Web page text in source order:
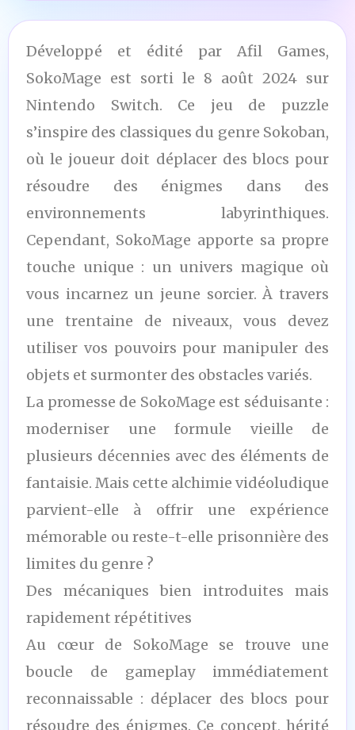
Développé et édité par Afil Games,
SokoMage est sorti le 8 août 2024 sur
Nintendo Switch. Ce jeu de puzzle
s’inspire des classiques du genre Sokoban,
où le joueur doit déplacer des blocs pour
résoudre des énigmes dans des
environnements labyrinthiques.
Cependant, SokoMage apporte sa propre
touche unique : un univers magique où
vous incarnez un jeune sorcier. À travers
une trentaine de niveaux, vous devez
utiliser vos pouvoirs pour manipuler des
objets et surmonter des obstacles variés.
La promesse de SokoMage est séduisante :
moderniser une formule vieille de
plusieurs décennies avec des éléments de
fantaisie. Mais cette alchimie vidéoludique
parvient-elle à offrir une expérience
mémorable ou reste-t-elle prisonnière des
limites du genre ?
Des mécaniques bien introduites mais
rapidement répétitives
Au cœur de SokoMage se trouve une
boucle de gameplay immédiatement
reconnaissable : déplacer des blocs pour
résoudre des énigmes. Ce concept, hérité